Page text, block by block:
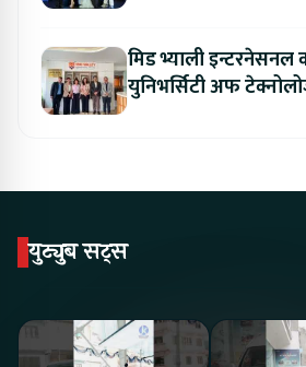
मिड भ्याली
युनिभर्सिटी अफ
युट्युब सट्स